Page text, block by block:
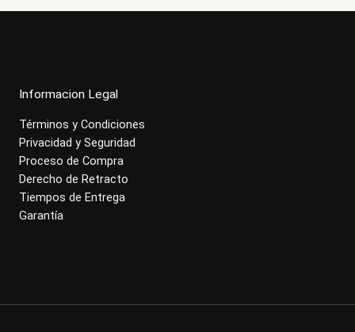
Informacion Legal
Términos y Condiciones
Privacidad y Seguridad
Proceso de Compra
Derecho de Retracto
Tiempos de Entrega
Garantía